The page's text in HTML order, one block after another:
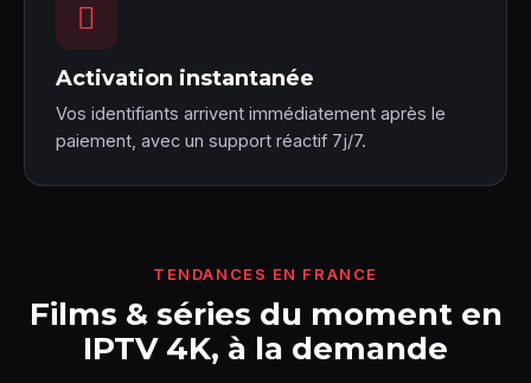
Activation instantanée
Vos identifiants arrivent immédiatement après le
paiement, avec un support réactif 7j/7.
TENDANCES EN FRANCE
Films & séries du moment en
IPTV 4K, à la demande